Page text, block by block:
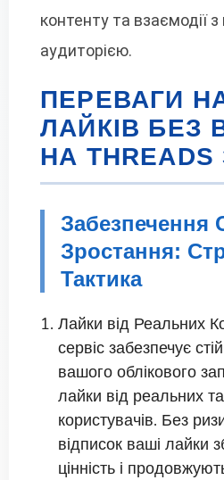
контенту та взаємодії
аудиторією.
ПЕРЕВАГИ
ЛАЙКІВ БЕЗ
НА THREADS
Забезпечення
Зростання:
Тактика
Лайки від Реальних
сервіс забезпечує
вашого облікового
лайки від реальних
користувачів. Без
відписок ваші лайки
цінність і